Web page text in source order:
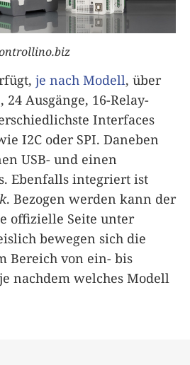
je nach Modell, über
24 Ausgänge, 16-Relay-
Interfaces
I2C oder SPI. Daneben
USB- und einen
Ebenfalls integriert ist
. Bezogen werden kann der
offizielle Seite unter
bewegen sich die
Bereich von ein- bis
nachdem welches Modell